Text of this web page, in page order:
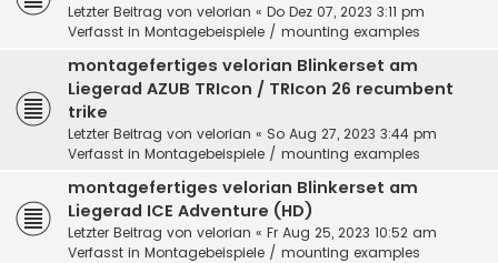
Letzter Beitrag von velorian « Do Dez 07, 2023 3:11 pm
Verfasst in Montagebeispiele / mounting examples
montagefertiges velorian Blinkerset am
Liegerad AZUB TRIcon / TRIcon 26 recumbent
trike
Letzter Beitrag von velorian « So Aug 27, 2023 3:44 pm
Verfasst in Montagebeispiele / mounting examples
montagefertiges velorian Blinkerset am
Liegerad ICE Adventure (HD)
Letzter Beitrag von velorian « Fr Aug 25, 2023 10:52 am
Verfasst in Montagebeispiele / mounting examples